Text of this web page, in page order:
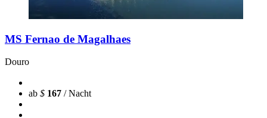
MS Fernao de Magalhaes
Douro
ab $ 167 / Nacht